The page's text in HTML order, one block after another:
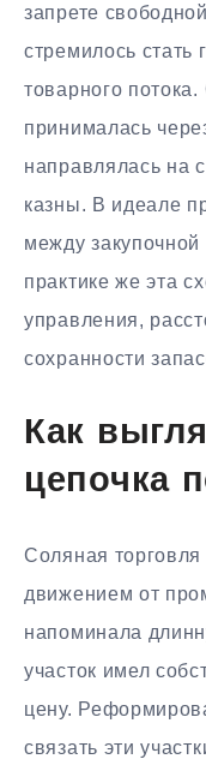
запрете
стремилось стать
товарного
принималась
направлялась на
казны. В идеале
между
практике же эта
управления,
сохранности
Как
цепочка
Соляная
движением от
напоминала
участок имел
цену.
связать эти